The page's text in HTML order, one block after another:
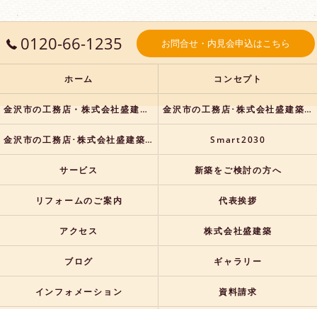
0120-66-1235 お問合せ・内見会申込はこちら
ホーム コンセプト
金沢市の工務店・株式会社盛建築の口コミ情報 金沢市の工務店･株式会社盛建築の評判
金沢市の工務店･株式会社盛建築のお客様の声 Smart2030
サービス 新築をご検討の方へ
リフォームのご案内 代表挨拶
アクセス 株式会社盛建築
ブログ ギャラリー
インフォメーション 資料請求